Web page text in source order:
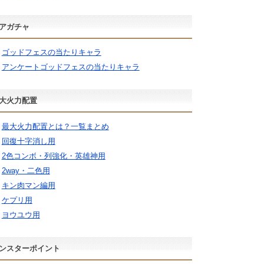
ガチャ
ゴッドフェスの当たりキャラ
アンケートゴッドフェスの当たりキャラ
火力配置
最大火力配置とは？一覧まとめ
回復十字消し用
2色コンボ・列強化・英雄神用
2way・二色用
キン肉マン編用
ケプリ用
ヨウユウ用
スターポイント